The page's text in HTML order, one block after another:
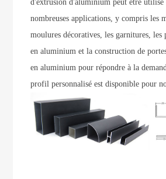
d'extrusion d'aluminium peut être utilisé
nombreuses applications, y compris les
moulures décoratives, les garnitures, les
en aluminium et la construction de
en aluminium pour répondre à la
profil personnalisé est disponible pour